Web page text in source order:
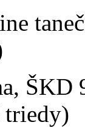
ŠKD
triedy)